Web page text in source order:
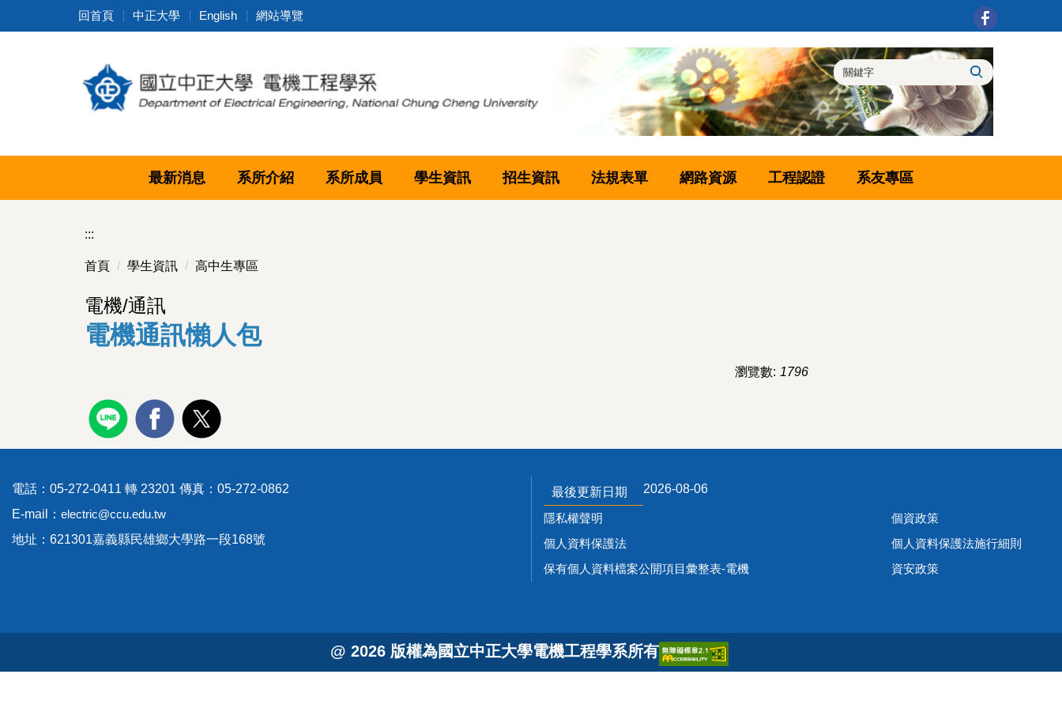
到
回首頁 中正大學 English 網站導覽
最新消息 系所介紹 系所成員 學生資訊 招生資訊 法規表單 網路資源 工程認證 系友專區
:::
首頁 學生資訊 高中生專區
電機/通訊
電機通訊懶人包
瀏覽數: 1796
電話：05-272-0411 轉 23201 傳真：05-272-0862
E-mail： electric@ccu.edu.tw
地址：621301嘉義縣民雄鄉大學路一段168號
最後更新日期 2026-08-06
隱私權聲明
個資政策
個人資料保護法
個人資料保護法施行細則
保有個人資料檔案公開項目彙整表-電機
資安政策
@ 2026 版權為國立中正大學電機工程學系所有